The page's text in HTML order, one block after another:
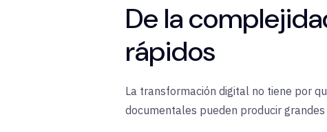
De la
rápidos
La transformación digital no tiene por
documentales pueden producir